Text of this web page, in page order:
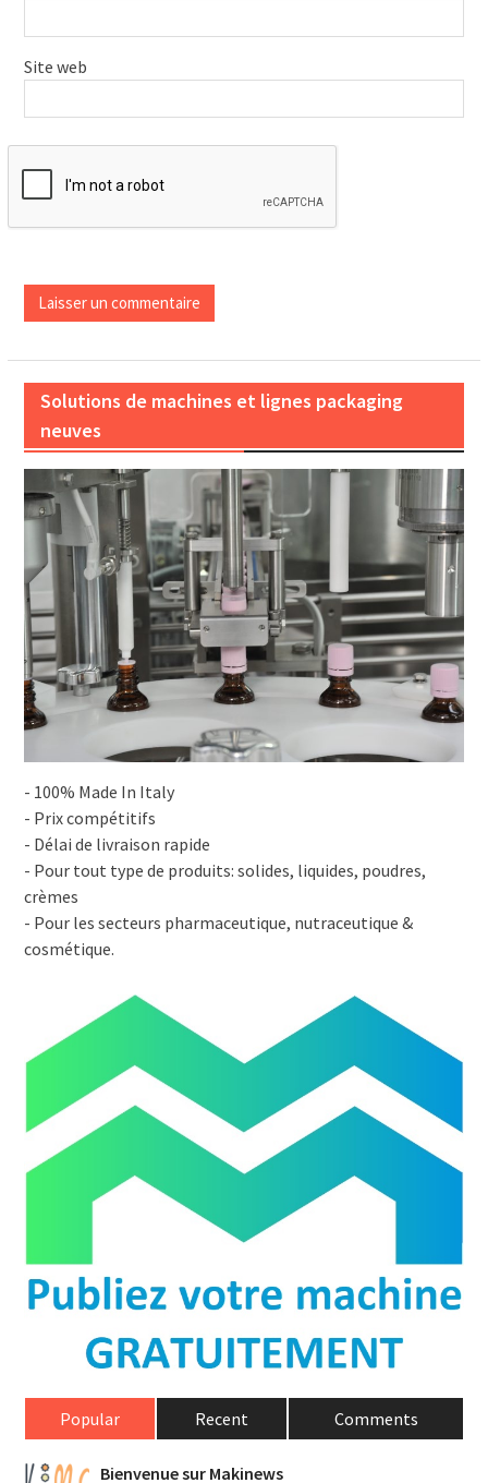
Site web
Solutions de machines et lignes packaging
neuves
- 100% Made In Italy
- Prix compétitifs
- Délai de livraison rapide
- Pour tout type de produits: solides, liquides, poudres,
crèmes
- Pour les secteurs pharmaceutique, nutraceutique &
cosmétique.
Popular Recent Comments
Bienvenue sur Makinews